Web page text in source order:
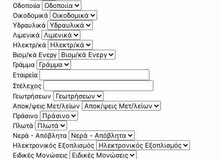
Οδοποιία
Οικοδομικά
Υδραυλικά
Λιμενικά
Ηλεκτρ/κά
Βιομ/κά Ενεργ
Γράμμα
Εταιρεία
Στέλεχος
Γεωτρήσεων
Αποκ/ψεις Μετ/λείων
Πράσινο
Πλωτά
Νερά - Απόβλητα
Ηλεκτρονικός Εξοπλισμός
Ειδικές Μονώσεις